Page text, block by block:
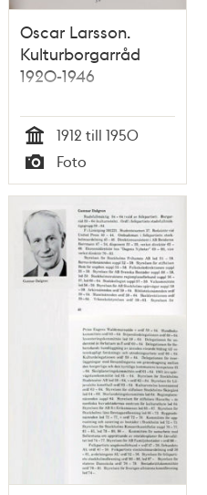
Oscar Larsson.
Kulturborgarråd
1920-1946
Tid
1912 till 1950
Typ
Foto